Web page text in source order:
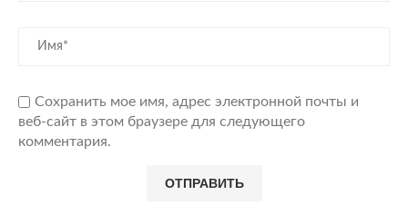
Сохранить мое имя, адрес электронной почты и
веб-сайт в этом браузере для следующего
комментария.